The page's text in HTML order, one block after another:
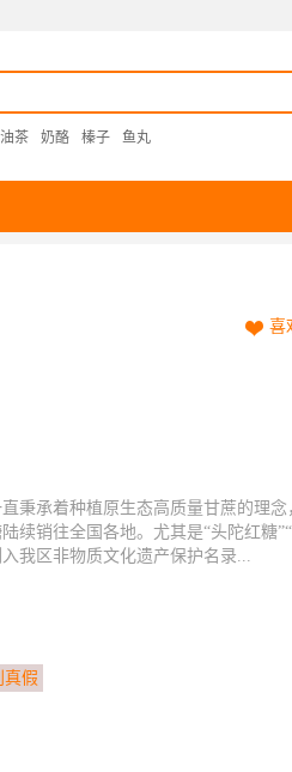
油茶 奶酪 榛子 鱼丸
喜
秉承着种植原生态高质量甘蔗的理念
续销往全国各地。尤其是“头陀红糖
我区非物质文化遗产保护名录...
真假